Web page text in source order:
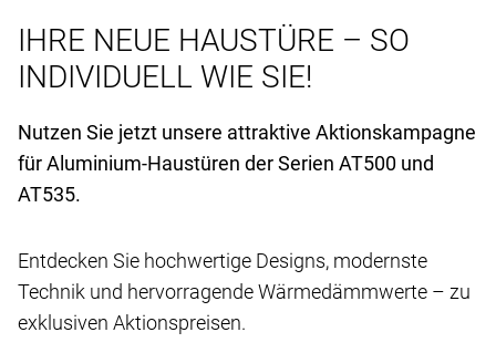
IHRE NEUE HAUSTÜRE – SO
INDIVIDUELL WIE SIE!
Nutzen Sie jetzt unsere attraktive Aktionskampagne
für Aluminium-Haustüren der Serien AT500 und
AT535.
Entdecken Sie hochwertige Designs, modernste
Technik und hervorragende Wärmedämmwerte – zu
exklusiven Aktionspreisen.